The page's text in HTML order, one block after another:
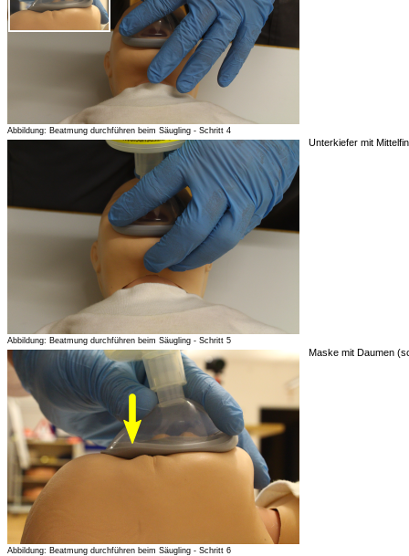
Abbildung: Beatmung durchführen beim Säugling - Schritt 4
Abbildung: Beatmung durchführen beim Säugling - Schritt 5
Unterkiefer mit
Abbildung: Beatmung durchführen beim Säugling - Schritt 6
Maske mit Daumen